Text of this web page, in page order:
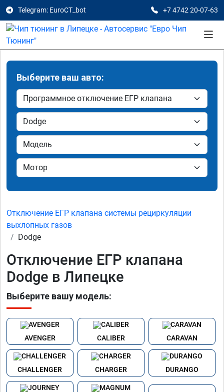
Telegram: EuroCT_bot +7 4742 20-07-63
Выберите ваш авто:
Отключение ЕГР клапана системы рециркуляции
выхлопных газов
Dodge
Отключение ЕГР клапана
Dodge в Липецке
Выберите вашу модель:
AVENGER CALIBER CARAVAN
CHALLENGER CHARGER DURANGO